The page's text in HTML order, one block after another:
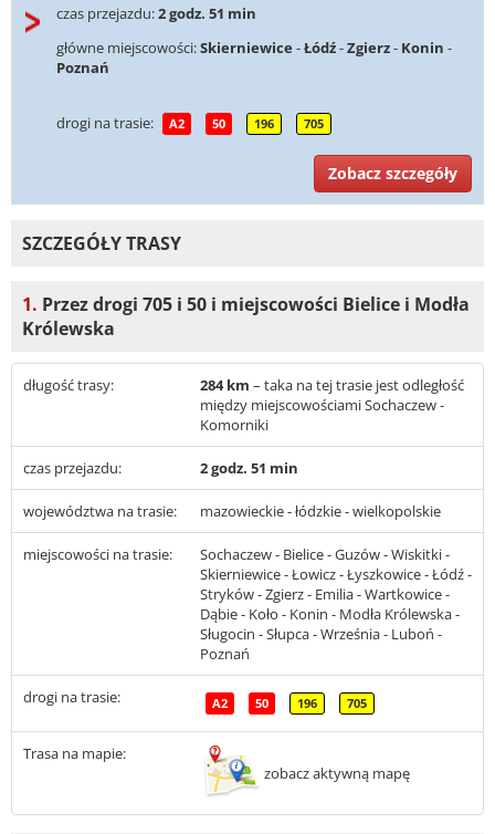
czas przejazdu:2 godz. 51 min
główne miejscowości:Skierniewice -Łódź-Zgierz- Konin -
Poznań
drogi na trasie: A2 50 196 705
Zobacz szczegóły
SZCZEGÓŁY TRASY
1. Przez drogi 705 i 50 i miejscowości Bielice i Modła
Królewska
długość trasy: 284 km – taka na tej trasie jest odległość
między miejscowościami Sochaczew -
Komorniki
czas przejazdu: 2 godz. 51 min
województwa na trasie: mazowieckie - łódzkie - wielkopolskie
miejscowości na trasie:
Sochaczew - Bielice - Guzów - Wiskitki -
Skierniewice - Łowicz - Łyszkowice - Łódź -
Stryków - Zgierz - Emilia - Wartkowice -
Dąbie - Koło - Konin - Modła Królewska -
Sługocin - Słupca - Września - Luboń -
Poznań
drogi na trasie: A2 50 196 705
Trasa na mapie:
zobacz aktywną mapę